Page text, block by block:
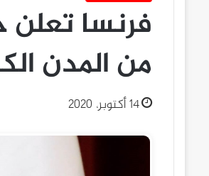
فرنسا
من المدن
14 أكتوبر، 2020